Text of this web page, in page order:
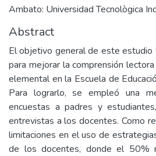
Ambato: Universidad Tecnològica
Abstract
El objetivo general de este estudio
para mejorar la comprensión
elemental en la Escuela de
Para lograrlo, se empleó una
encuestas a padres y
entrevistas a los docentes. Como
limitaciones en el uso de
de los docentes, donde el 50%